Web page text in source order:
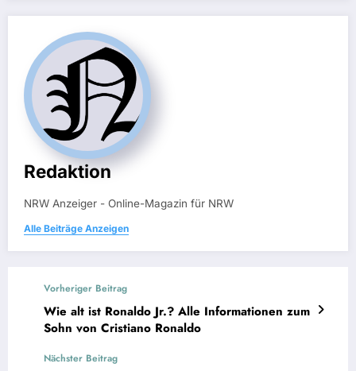
Redaktion
NRW Anzeiger - Online-Magazin für NRW
Alle Beiträge Anzeigen
Vorheriger Beitrag
Wie alt ist Ronaldo Jr.? Alle Informationen zum
Sohn von Cristiano Ronaldo
Nächster Beitrag